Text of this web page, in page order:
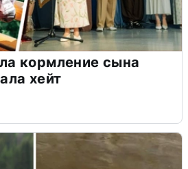
кормление сына
хейт